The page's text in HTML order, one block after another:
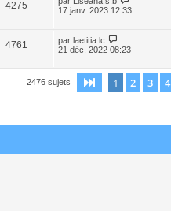
4275
17 janv. 2023 12:33
4761 par laetitia lc
21 déc. 2022 08:23
2476 sujets Page sur100
1 2 3 4